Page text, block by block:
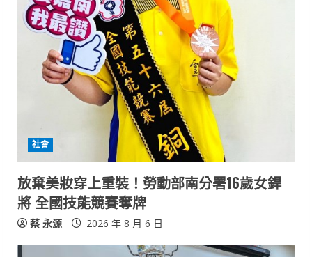
R
n
g
社會
放棄美妝穿上重裝！勞動部南分署16歲女銲
將 全國技能競賽奪牌
蔡 永源 2026 年 8 月 6 日